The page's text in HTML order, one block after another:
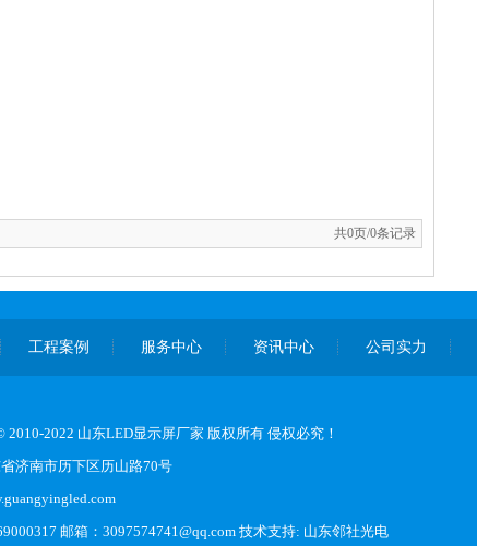
共0页/0条记录
工程案例 服务中心 资讯中心 公司实力
2010-2022 山东LED显示屏厂家 版权所有 侵权必究！
济南市历下区历山路70号
邮箱：3097574741@qq.com 技术支持: 山东邻社光电